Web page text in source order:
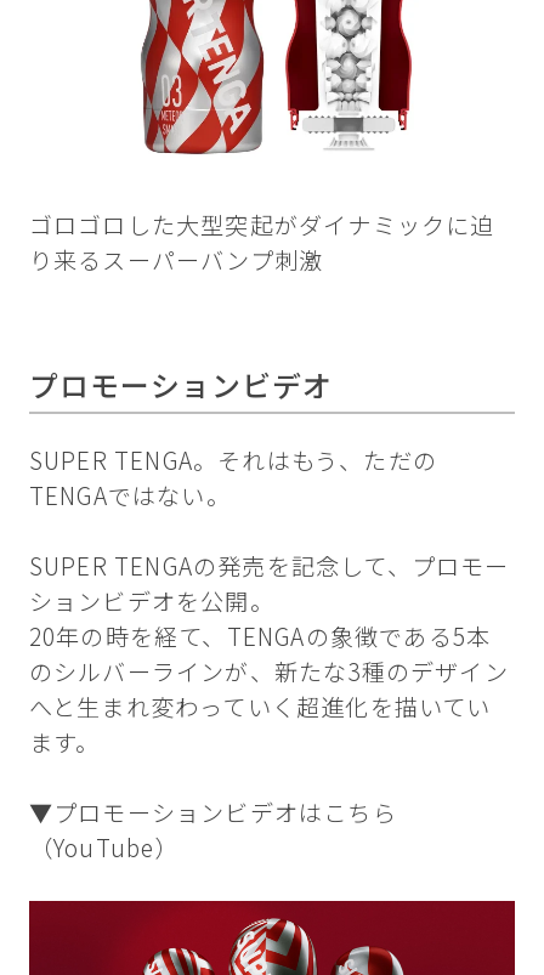
ゴロゴロした大型突起がダイナミックに迫
り来るスーパーバンプ刺激
プロモーションビデオ
SUPER TENGA。それはもう、ただの
TENGAではない。
SUPER TENGAの発売を記念して、プロモー
ションビデオを公開。
20年の時を経て、TENGAの象徴である5本
のシルバーラインが、新たな3種のデザイン
へと生まれ変わっていく超進化を描いてい
ます。
▼プロモーションビデオはこちら
（YouTube）